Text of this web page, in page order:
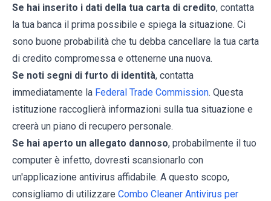
Se hai inserito i dati della tua carta di credito, contatta
la tua banca il prima possibile e spiega la situazione. Ci
sono buone probabilità che tu debba cancellare la tua carta
di credito compromessa e ottenerne una nuova.
Se noti segni di furto di identità, contatta
immediatamente la Federal Trade Commission. Questa
istituzione raccoglierà informazioni sulla tua situazione e
creerà un piano di recupero personale.
Se hai aperto un allegato dannoso, probabilmente il tuo
computer è infetto, dovresti scansionarlo con
un'applicazione antivirus affidabile. A questo scopo,
consigliamo di utilizzare Combo Cleaner Antivirus per